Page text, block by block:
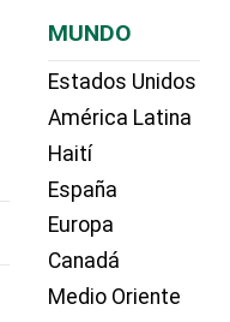
MUNDO
Estados Unidos
América Latina
Haití
España
Europa
Canadá
Medio Oriente